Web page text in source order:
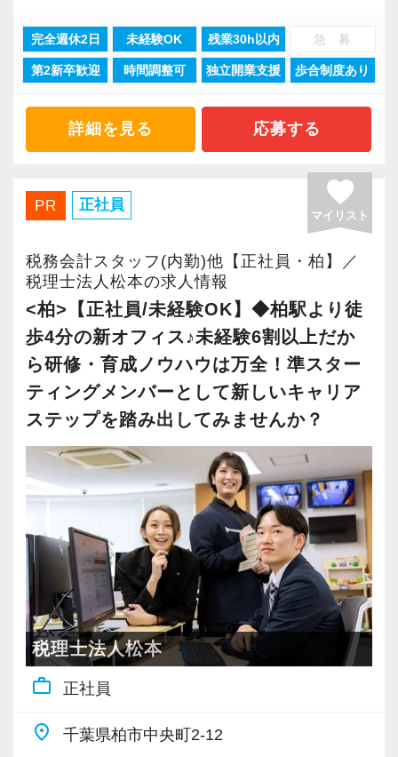
多くのインターン生を育成した実績があります
ので、安心して仲間と一緒に働く楽しさと自分
の成⻑を日々実感して頂けると思います。
自分が「将来こうなりたい」「こんな風に成⻑
したい」「こういうサービスを提供したい」と
新しい扉を開けるのはとても勇気がいることで
すが、輝ける未来のために一歩を踏み出して一
緒に頑張っていきませんか？
【現役スタッフの声】
インターンから新卒で入社しました。
インターン時代は「ここまでやるの！？」とい
うくらい実践に近い形の業務を任されて大変な1
年でしたが、だからこそ実力がつき達成感を得
ることができました。
まだ入社１年目ですが、すでに法人20件・個人8
件を担当させてもらっています。
現在は、税理士を目指して勉強にも励んでいま
す。
オフィスに税理士がいるので、わからないこと
はすぐ聞けるのがいいですね。
経験と知識をつけて、お客様から頼られる存
在、後輩の手本になるような存在になれるよう
に頑張っています。
【定期的な班替えや席替えで、より多くのこと
を学べる体制！】
当社ではフリーアドレスと固定席を併用しなが
ら業務を行っています。
そのなかで定期的な席替えやチームの班替えを
実施。得意分野や経験の異なる様々な人と一緒
に仕事を行うことで、より柔軟かつ多彩なノウ
ハウや知識を身に付けられる体制を整えていま
また関西・関東とそれぞれの拠点での交流もあ
り、オンライン・オフラインを問わず気軽に話
し合える社風です。
【各種社会保険完備、ユニークな手当制度あ
り】
社会保険等の一般的な福利厚生の他に、各種手
税務能力検定等の資格検定に合格するともらえ
る「合格手当」、社員には入社3年（5万円）・5
年（10万円）を支給する「勤続手当」もありま
す。
詳しくはこちら（リンク先：https://www.tokyo-
consulting.com/recruit/environment/benefits）
【成長のための5つのこだわりを大事にしていま
す】
仕事をする上では5つのこだわり「クイックレス
ポンス・プラス思考・有言実行・他責禁止・気
配り」を掲げ、一人ひとりが実行しています。
する座学や教養はOFF-JTで学びながら実務やお
客様対応についてはOJTで実践的に研修を実
社内のロープレでお客様対応の練習ができるの
で、より堅実にステップアップすることができ
まずは簡単な入力業務から少しずつ仕事に慣れ
てもらい、できることを増やしながら徐々に担
私たちが未経験者に求めるのは、謙虚さと素直
さです。
常に学ぶ姿勢を忘れず、謙虚に仕事に取り組ん
でくださる方を求めます。
わからないことがあれば、誰でも最初は初心者
なので、遠慮なく何でも聞いてください。
【こんな方を求めています】
・新しいことでも吸収して取り組んでいただけ
る人
・積極性と向上心を持ち合わせている人
・わからないことはわからないと素直に言える
人
・はじめてのことでも前向きに取り組める人
【ITシステム完備で効率よく業務をこなせま
IT化が非常に進んでいるのも当社の特徴。
Q. 職場の雰囲気は？
A. 上司や先輩に相談しやすく、風通しの良い職
＜求める人材＞
・キャリアアップ志向のある方
・主体的に業務を進められる方
・顧客対応や提案業務に挑戦したい方
・資産税など専門性を高めたい方
・将来的にマネジメントに関わりたい方
＜まずはカジュアル面談へ＞
・事前に気軽な面談を実施
・仕事内容やキャリアを相談可
・ざっくばらんに質問OK
・納得後に選考へ進めます
・入社時期は柔軟に対応
・半年～1年の調整も可能
まずはカジュアル面談からでも歓迎です
「応募する」からお気軽にご連絡ください。
業務経験を積む事ができます。
そんな環境があるからこそ業務バリエーション
援、事業承継、相続、M＆A、再編・再生、国際
税務など、幅広い分野での税務・会計業務を経
験出来るとともに、あなたに最適な専門業務が
見つかります！
今回全国に拠点を展開している辻・本郷税理士
法人で、【税務・会計業務スタッフ】を募集し
ます！
配属先は希望の仕事内容やお住いの場所によっ
て決定いたします。
北は北海道から南は沖縄まで全国に拠点があり
ますので現地登用はもちろん、Iターン・Uター
ン希望の方も歓迎です。
さらに、人事制度にはFA制度が設けられている
ので自分が携わりたい分野への異動やご家族の
転勤・介護などの理由による勤務地の異動が申
請できますので、長く安心して働いてもらえま
す。
辻・本郷税理士法人では人材育成を重要な課題
として取り組んでいます。
新人研修、マネージャー研修、全体研修、個別
事例研修など用意しながらスタッフの成長をバ
他にも会計人として押さえるべき重要項目につ
完全週休2日 未経験OK 残業30h以内 急 募
第2新卒歓迎 時間調整可 独立開業支援 歩合制度あり
詳細を見る 応募する
PR 正社員 favorite
マイリスト
税務会計スタッフ(内勤)他【正社員・柏】／
税理士法人松本の求人情報
<柏>【正社員/未経験OK】◆柏駅より徒
歩4分の新オフィス♪未経験6割以上だか
ら研修・育成ノウハウは万全！準スター
ティングメンバーとして新しいキャリア
ステップを踏み出してみませんか？
税理士法人松本
work_outline 正社員
place 千葉県柏市中央町2-12